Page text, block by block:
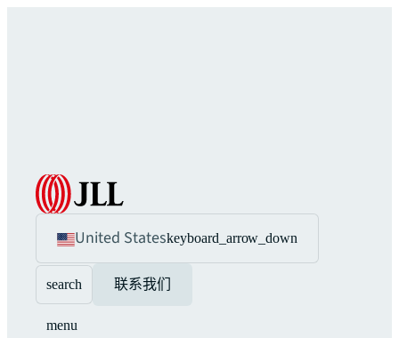
United Stateskeyboard_arrow_down
search 联系我们
menu